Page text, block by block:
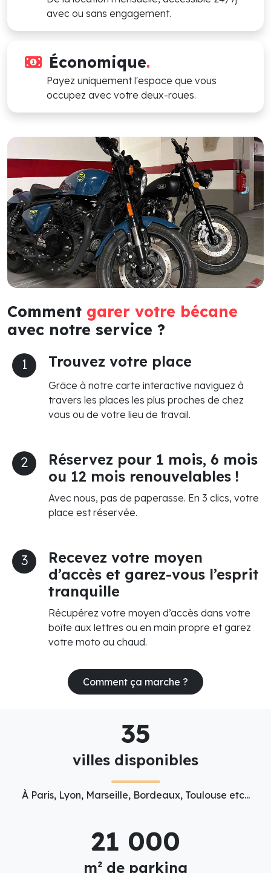
avec ou sans engagement.
Économique.
Payez uniquement l'espace que vous
occupez avec votre deux-roues.
Comment garer votre bécane
avec notre service ?
1 Trouvez votre place
Grâce à notre carte interactive naviguez à
travers les places les plus proches de chez
vous ou de votre lieu de travail.
2
Réservez pour 1 mois, 6 mois
ou 12 mois renouvelables !
Avec nous, pas de paperasse. En 3 clics, votre
place est réservée.
3
Recevez votre moyen
d’accès et garez-vous l’esprit
tranquille
Récupérez votre moyen d’accès dans votre
boîte aux lettres ou en main propre et garez
votre moto au chaud.
Comment ça marche ?
35
villes disponibles
À Paris, Lyon, Marseille, Bordeaux, Toulouse etc...
21 000
m² de parking